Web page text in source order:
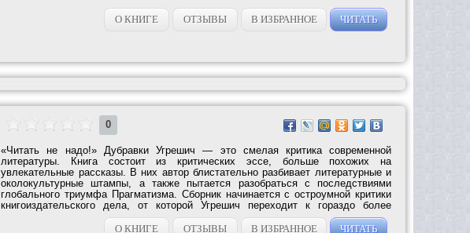
О КНИГЕ ОТЗЫВЫ В ИЗБРАННОЕ ЧИТАТЬ
0
«Читать не надо!» Дубравки Угрешич — это смелая критика современной
литературы. Книга состоит из критических эссе, больше похожих на
увлекательные рассказы. В них автор блистательно разбивает литературные и
околокультурные штампы, а также пытается разобраться с последствиями
глобального триумфа Прагматизма. Сборник начинается с остроумной критики
книгоиздательского дела, от которой Угрешич переходит к гораздо более
О КНИГЕ
ОТЗЫВЫ В ИЗБРАННОЕ ЧИТАТЬ